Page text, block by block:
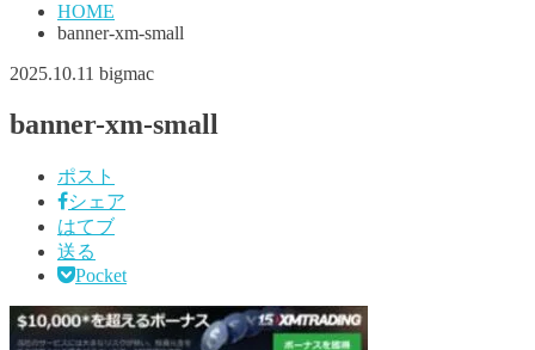
HOME
banner-xm-small
2025.10.11 bigmac
banner-xm-small
ポスト
シェア
はてブ
送る
Pocket